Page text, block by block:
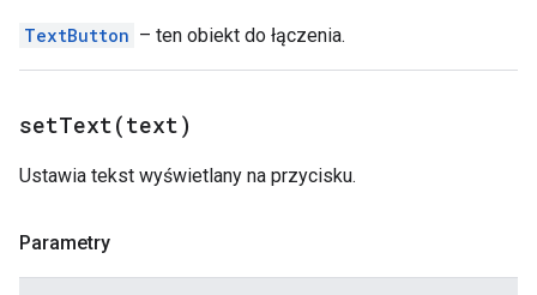
TextButton – ten obiekt do łączenia.
setText(text)
Ustawia tekst wyświetlany na przycisku.
Parametry